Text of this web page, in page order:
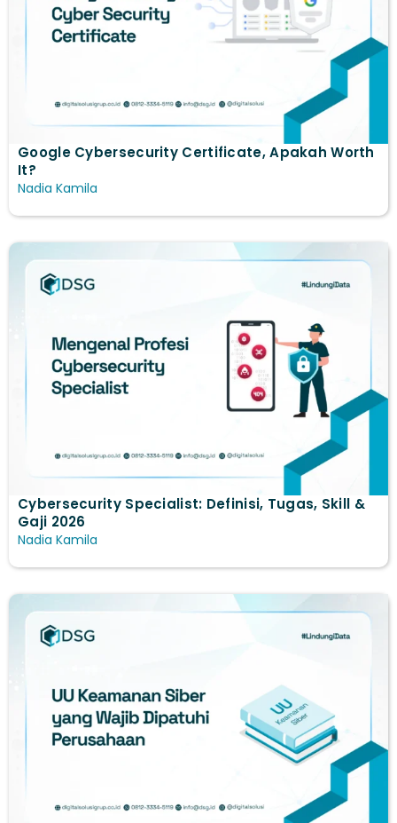
Google Cybersecurity Certificate, Apakah Worth
It?
Nadia Kamila
Cybersecurity Specialist: Definisi, Tugas, Skill &
Gaji 2026
Nadia Kamila